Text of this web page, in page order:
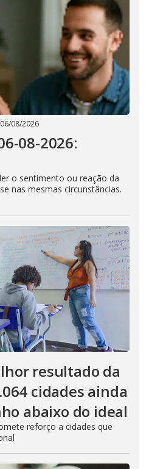
06/08/2026
08-2026:
o sentimento ou reação da
nas mesmas circunstâncias.
resultado da
cidades ainda
abaixo do ideal
reforço a cidades que